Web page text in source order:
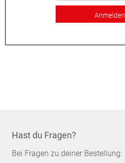
Anmelden
Hast du Fragen?
Bei Fragen zu deiner Bestellung: